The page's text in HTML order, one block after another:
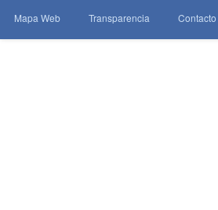
Mapa Web Transparencia Contacto